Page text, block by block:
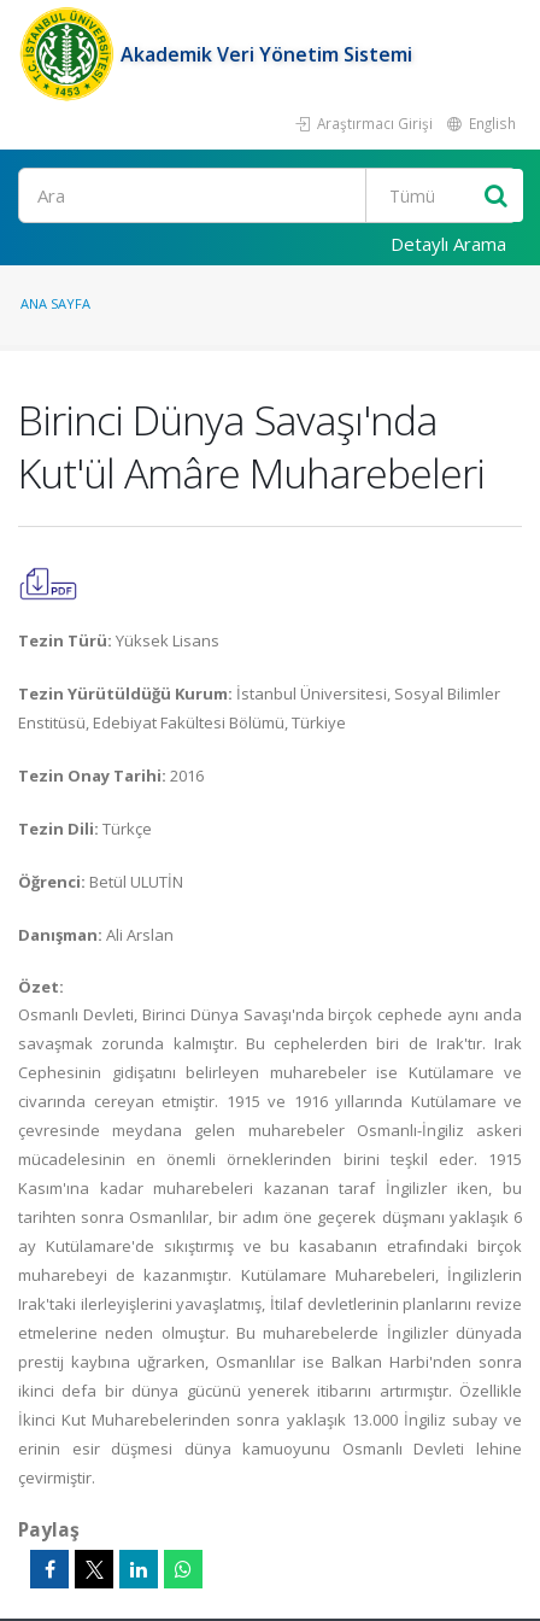
Akademik Veri Yönetim Sistemi
Araştırmacı Girişi English
Ara
Detaylı Arama
ANA SAYFA
Birinci Dünya Savaşı'nda
Kut'ül Amâre Muharebeleri
Tezin Türü: Yüksek Lisans
Tezin Yürütüldüğü Kurum: İstanbul Üniversitesi, Sosyal Bilimler
Enstitüsü, Edebiyat Fakültesi Bölümü, Türkiye
Tezin Onay Tarihi: 2016
Tezin Dili: Türkçe
Öğrenci: Betül ULUTİN
Danışman: Ali Arslan
Özet:
Osmanlı Devleti, Birinci Dünya Savaşı'nda birçok cephede aynı anda
savaşmak zorunda kalmıştır. Bu cephelerden biri de Irak'tır. Irak
Cephesinin gidişatını belirleyen muharebeler ise Kutülamare ve
civarında cereyan etmiştir. 1915 ve 1916 yıllarında Kutülamare ve
çevresinde meydana gelen muharebeler Osmanlı-İngiliz askeri
mücadelesinin en önemli örneklerinden birini teşkil eder. 1915
Kasım'ına kadar muharebeleri kazanan taraf İngilizler iken, bu
tarihten sonra Osmanlılar, bir adım öne geçerek düşmanı yaklaşık 6
ay Kutülamare'de sıkıştırmış ve bu kasabanın etrafındaki birçok
muharebeyi de kazanmıştır. Kutülamare Muharebeleri, İngilizlerin
Irak'taki ilerleyişlerini yavaşlatmış, İtilaf devletlerinin planlarını revize
etmelerine neden olmuştur. Bu muharebelerde İngilizler dünyada
prestij kaybına uğrarken, Osmanlılar ise Balkan Harbi'nden sonra
ikinci defa bir dünya gücünü yenerek itibarını artırmıştır. Özellikle
İkinci Kut Muharebelerinden sonra yaklaşık 13.000 İngiliz subay ve
erinin esir düşmesi dünya kamuoyunu Osmanlı Devleti lehine
çevirmiştir.
Paylaş